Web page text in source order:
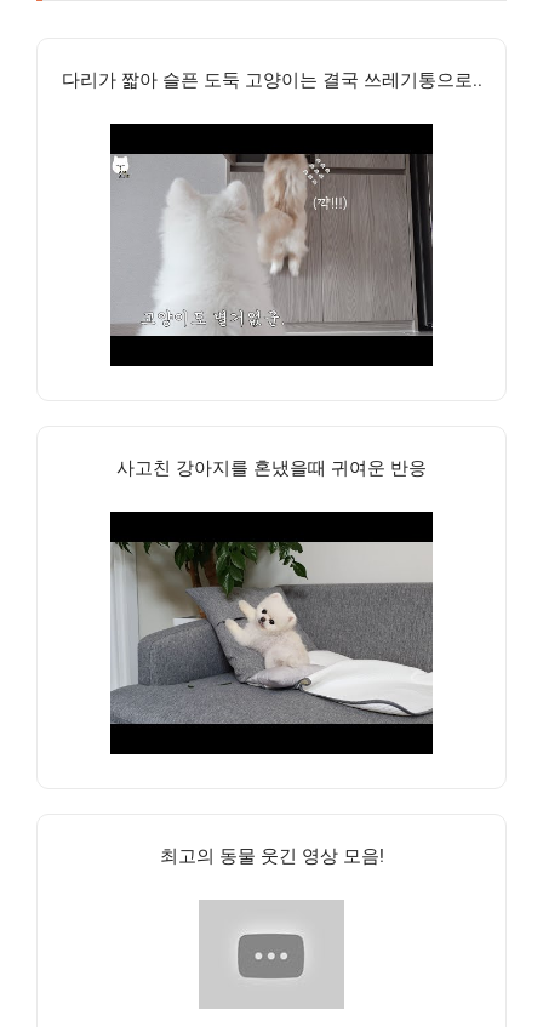
다리가 짧아 슬픈 도둑 고양이는 결국 쓰레기통으로..
사고친 강아지를 혼냈을때 귀여운 반응
최고의 동물 웃긴 영상 모음!